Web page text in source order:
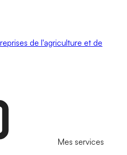
de l'agriculture et de
Mes services